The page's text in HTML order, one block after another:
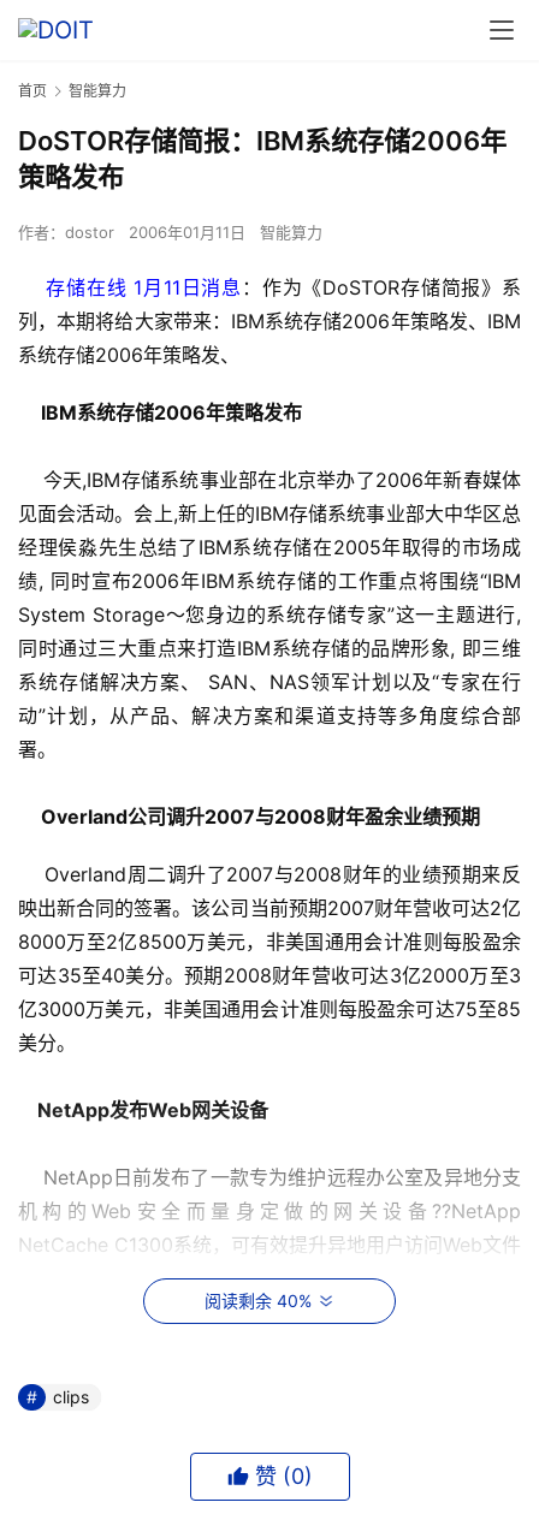
首页 智能算力
DoSTOR存储简报：IBM系统存储2006年
策略发布
作者： dostor 2006年01月11日 智能算力
存储在线 1月11日消息 ：作为《DoSTOR存储简报》系
列，本期将给大家带来：IBM系统存储2006年策略发、IBM
系统存储2006年策略发、
IBM系统存储2006年策略发布
今天,IBM存储系统事业部在北京举办了2006年新春媒体
见面会活动。会上,新上任的IBM存储系统事业部大中华区总
经理侯淼先生总结了IBM系统存储在2005年取得的市场成
绩, 同时宣布2006年IBM系统存储的工作重点将围绕“IBM
System Storage～您身边的系统存储专家”这一主题进行,
同时通过三大重点来打造IBM系统存储的品牌形象, 即三维
系统存储解决方案、 SAN、NAS领军计划以及“专家在行
动”计划，从产品、解决方案和渠道支持等多角度综合部
署。
Overland公司调升2007与2008财年盈余业绩预期
Overland周二调升了2007与2008财年的业绩预期来反
映出新合同的签署。该公司当前预期2007财年营收可达2亿
8000万至2亿8500万美元，非美国通用会计准则每股盈余
可达35至40美分。预期2008财年营收可达3亿2000万至3
亿3000万美元，非美国通用会计准则每股盈余可达75至85
美分。
NetApp发布Web网关设备
NetApp日前发布了一款专为维护远程办公室及异地分支
机构的Web安全而量身定做的网关设备??NetApp
NetCache C1300系统，可有效提升异地用户访问Web文件
及应用程序的速度。该产品提供了1GB的RAM缓存空间，内
设3个磁盘驱动器槽位，具备数据访问策略管理、隔离间谍
新一代Mac备份产品闪亮登场
Data Protection Solutions日前发布了其最新版本的
阅读剩余 40%
clips
赞 (0)